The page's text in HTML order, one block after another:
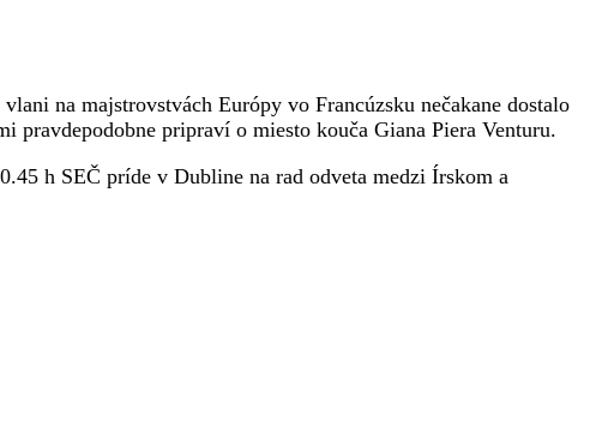
na majstrovstvách Európy vo Francúzsku nečakane dostalo
pripraví o miesto kouča Giana Piera Venturu.
h SEČ príde v Dubline na rad odveta medzi Írskom a